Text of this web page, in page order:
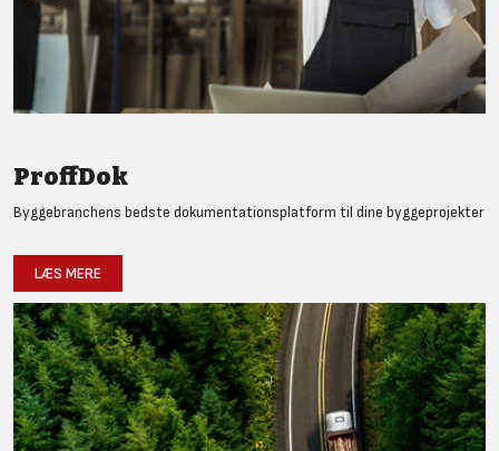
ProffDok
Byggebranchens bedste dokumentationsplatform til dine byggeprojekter
LÆS MERE